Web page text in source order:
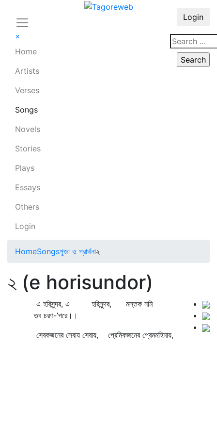
×
Home
Artists
Verses
Songs
Novels
Stories
Plays
Essays
Others
Login
Login
HomeSongsপূজা ও প্রার্থনা২
২ (e horisundor)
এ হরিসুন্দর, এ হরিসুন্দর, মস্তক নমি
তব চরণ-’পরে।।
সেবকজনের সেবায় সেবায়, প্রেমিকজনের প্রেমমহিমায়,